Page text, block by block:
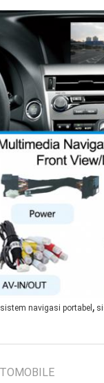
sistem navigasi portabel ,